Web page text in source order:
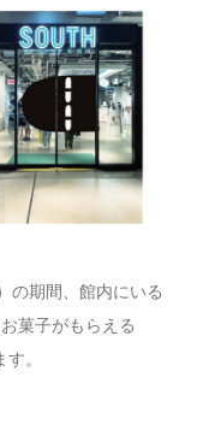
の期間、館内にいる
菓子がもらえる
。